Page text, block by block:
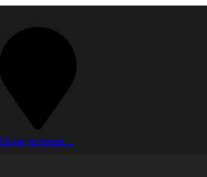
Определение…